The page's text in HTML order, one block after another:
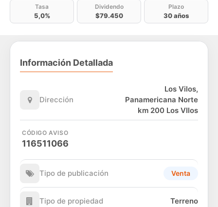
Tasa
5,0%
Dividendo
$79.450
Plazo
30 años
Información Detallada
Dirección
Los Vilos,
Panamericana Norte
km 200 Los VIlos
CÓDIGO AVISO
116511066
Tipo de publicación Venta
Tipo de propiedad Terreno